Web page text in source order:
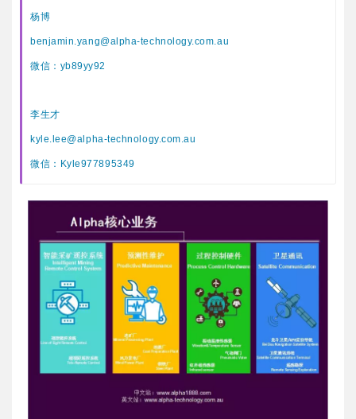
杨博
benjamin.yang@alpha-technology.com.au
微信：yb89yy92
李生才
kyle.lee@alpha-technology.com.au
微信：Kyle977895349